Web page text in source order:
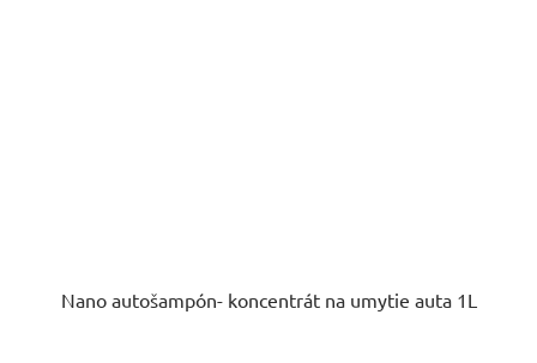
Nano autošampón- koncentrát na umytie auta 1L